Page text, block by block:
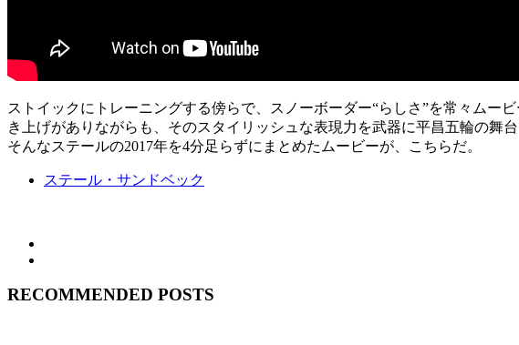
ストイックにトレーニングする傍らで、スノーボーダー“らしさ”を常々ムー
き上げがありながらも、そのスタイリッシュな表現力を武器に平昌五輪の舞
そんなステールの2017年を4分足らずにまとめたムービーが、こちらだ。
ステール・サンドベック
RECOMMENDED POSTS